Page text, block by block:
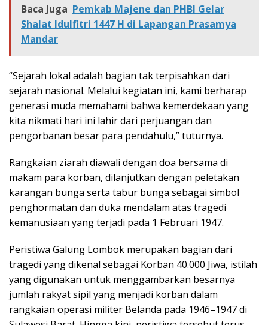
Baca Juga Pemkab Majene dan PHBI Gelar
Shalat Idulfitri 1447 H di Lapangan Prasamya
Mandar
“Sejarah lokal adalah bagian tak terpisahkan dari
sejarah nasional. Melalui kegiatan ini, kami berharap
generasi muda memahami bahwa kemerdekaan yang
kita nikmati hari ini lahir dari perjuangan dan
pengorbanan besar para pendahulu,” tuturnya.
Rangkaian ziarah diawali dengan doa bersama di
makam para korban, dilanjutkan dengan peletakan
karangan bunga serta tabur bunga sebagai simbol
penghormatan dan duka mendalam atas tragedi
kemanusiaan yang terjadi pada 1 Februari 1947.
Peristiwa Galung Lombok merupakan bagian dari
tragedi yang dikenal sebagai Korban 40.000 Jiwa, istilah
yang digunakan untuk menggambarkan besarnya
jumlah rakyat sipil yang menjadi korban dalam
rangkaian operasi militer Belanda pada 1946–1947 di